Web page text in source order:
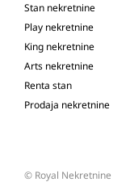
Stan nekretnine
Play nekretnine
King nekretnine
Arts nekretnine
Renta stan
Prodaja nekretnine
© Royal Nekretnine